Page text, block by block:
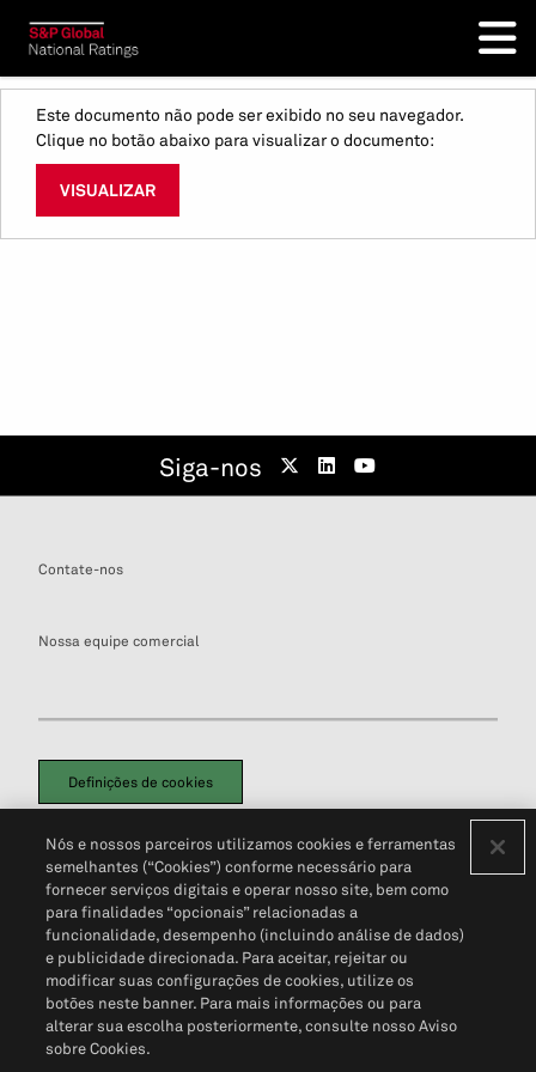
Este documento não pode ser exibido no seu navegador.
Clique no botão abaixo para visualizar o documento:
VISUALIZAR
Siga-nos
Contate-nos
Nossa equipe comercial
Definições de cookies
Política de PrivacidadePortal de privacidade do cliente (em inglês)
Não Venda Minhas Informações Pessoais© 2026 S&P Global
Nós e nossos parceiros utilizamos cookies e ferramentas
semelhantes (“Cookies”) conforme necessário para
fornecer serviços digitais e operar nosso site, bem como
para finalidades “opcionais” relacionadas a
funcionalidade, desempenho (incluindo análise de dados)
e publicidade direcionada. Para aceitar, rejeitar ou
modificar suas configurações de cookies, utilize os
botões neste banner. Para mais informações ou para
alterar sua escolha posteriormente, consulte nosso Aviso
sobre Cookies.